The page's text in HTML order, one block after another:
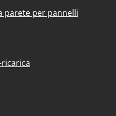
parete per pannelli